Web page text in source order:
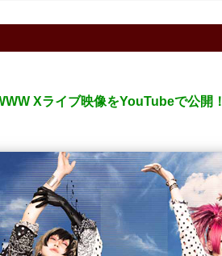
Xライブ映像をYouTubeで公開！